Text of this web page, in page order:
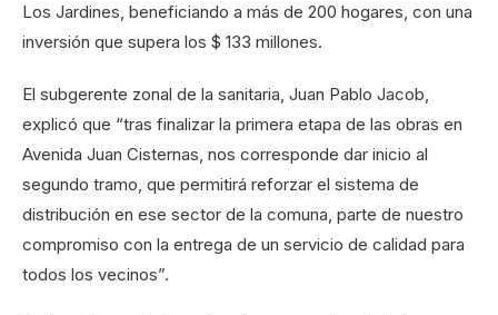
Los Jardines, beneficiando a más de 200 hogares, con una
inversión que supera los $ 133 millones.
El subgerente zonal de la sanitaria, Juan Pablo Jacob,
explicó que “tras finalizar la primera etapa de las obras en
Avenida Juan Cisternas, nos corresponde dar inicio al
segundo tramo, que permitirá reforzar el sistema de
distribución en ese sector de la comuna, parte de nuestro
compromiso con la entrega de un servicio de calidad para
todos los vecinos”.